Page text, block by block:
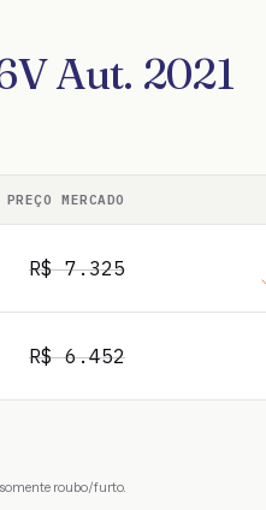
Aut. 2021
PREÇO MERCADO
R$7.325
R$6.452
roubo/furto.